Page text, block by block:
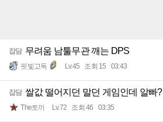
잡담 무려움 남툴무관 깨는 DPS
핏빛고독 Lv.45 조회 15 03:43
잡담 쌀값 떨어지던 말던 게임인데 알빠?
The토끼 Lv.72 조회 46 03:35